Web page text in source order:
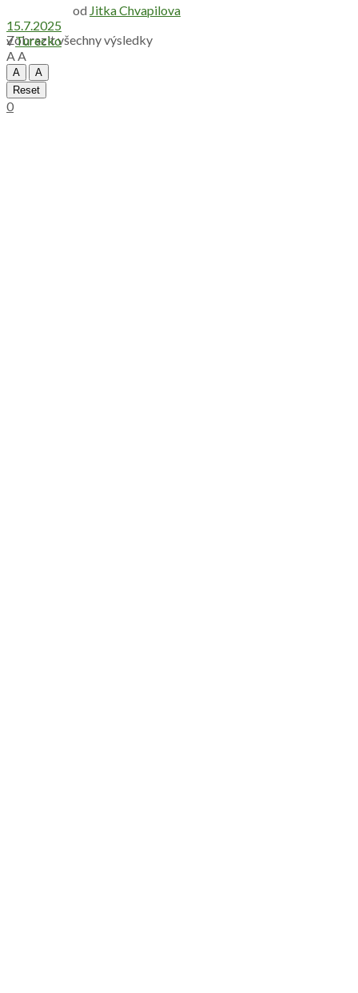
Zobrazit všechny výsledky
od Jitka Chvapilova
15.7.2025
vTurecko
AA
A
A
Reset
0